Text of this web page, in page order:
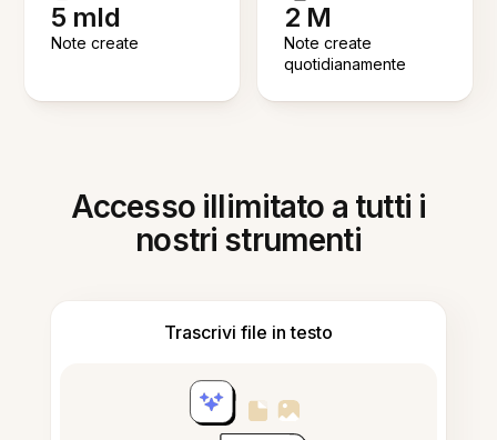
5 mld
Note create
2 M
Note create
quotidianamente
Accesso illimitato a tutti i
nostri strumenti
Trascrivi file in testo